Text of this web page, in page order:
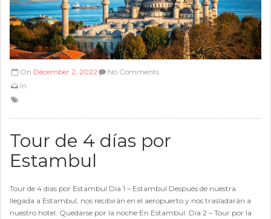
On December 2, 2022
In
No Comments
Tour de 4 días por
Estambul
Tour de 4 días por Estambul Día 1 – Estambul Después de nuestra
llegada a Estambul, nos recibirán en el aeropuerto y nos trasladarán a
nuestro hotel. Quedarse por la noche En Estambul. Día 2 – Tour por la